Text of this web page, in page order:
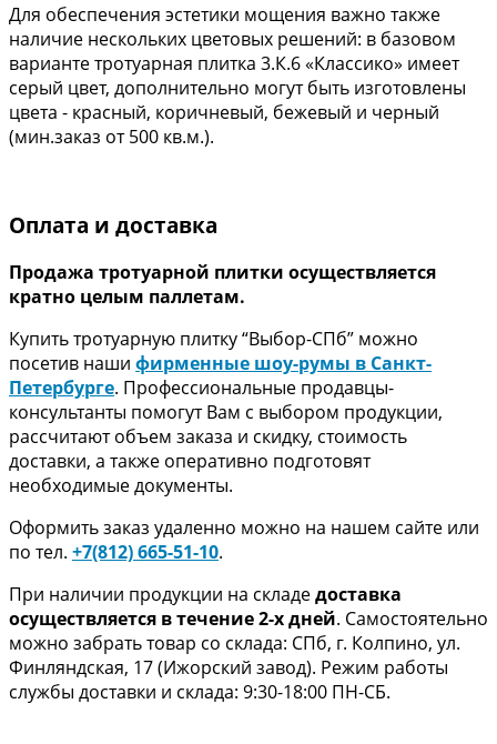
Для обеспечения эстетики мощения важно также
наличие нескольких цветовых решений: в базовом
варианте тротуарная плитка 3.К.6 «Классико» имеет
серый цвет, дополнительно могут быть изготовлены
цвета - красный, коричневый, бежевый и черный
(мин.заказ от 500 кв.м.).
Оплата и доставка
Продажа тротуарной плитки осуществляется
кратно целым паллетам.
Купить тротуарную плитку “Выбор-СПб” можно
посетив наши фирменные шоу-румы в Санкт-
Петербурге. Профессиональные продавцы-
консультанты помогут Вам с выбором продукции,
рассчитают объем заказа и скидку, стоимость
доставки, а также оперативно подготовят
необходимые документы.
Оформить заказ удаленно можно на нашем сайте или
по тел. +7(812) 665-51-10.
При наличии продукции на складедоставка
осуществляется в течение 2-х дней. Самостоятельно
можно забрать товар со склада: СПб, г. Колпино, ул.
Финляндская, 17 (Ижорский завод). Режим работы
службы доставки и склада: 9:30-18:00 ПН-СБ.